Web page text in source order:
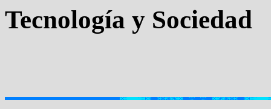
Tecnología y Sociedad